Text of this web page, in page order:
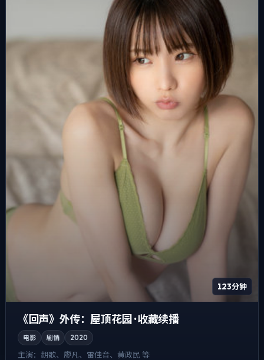
123分钟
《回声》外传：屋顶花园 · 收藏续播
电影 剧情 2020
主演： 胡歌、廖凡、雷佳音、黄政民 等